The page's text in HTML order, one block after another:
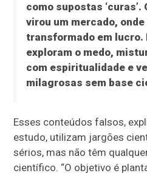
como supostas
virou um mercado, onde
transformado em lucro.
exploram o medo,
com espiritualidade e
milagrosas sem base
Esses conteúdos falsos,
estudo, utilizam jargões
sérios, mas não têm
científico. “O objetivo é